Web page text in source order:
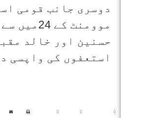
دوسری جانب قومی
حسنین اور خالد
استعفوں کی واپسی